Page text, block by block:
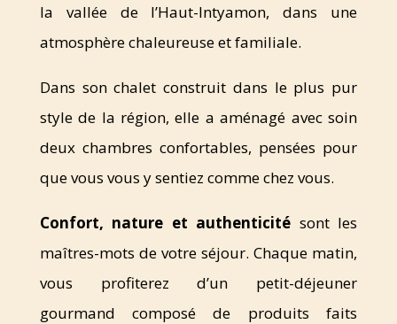
la vallée de l’Haut-Intyamon, dans une
atmosphère chaleureuse et familiale.
Dans son chalet construit dans le plus pur
style de la région, elle a aménagé avec soin
deux chambres confortables, pensées pour
que vous vous y sentiez comme chez vous.
Confort, nature et authenticité sont les
maîtres-mots de votre séjour. Chaque matin,
vous profiterez d’un petit-déjeuner
gourmand composé de produits faits